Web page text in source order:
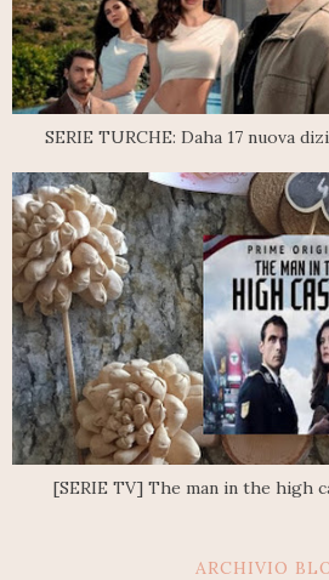
SERIE TURCHE: Daha 17 nuova
[SERIE TV] The man in the high
ARCHIVIO